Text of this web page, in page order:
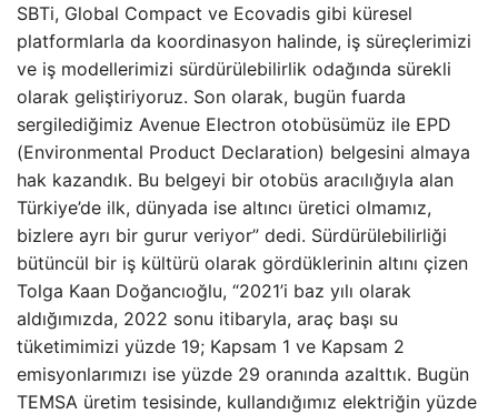
SBTi, Global Compact ve Ecovadis gibi küresel
platformlarla da koordinasyon halinde, iş süreçlerimizi
ve iş modellerimizi sürdürülebilirlik odağında sürekli
olarak geliştiriyoruz. Son olarak, bugün fuarda
sergilediğimiz Avenue Electron otobüsümüz ile EPD
(Environmental Product Declaration) belgesini almaya
hak kazandık. Bu belgeyi bir otobüs aracılığıyla alan
Türkiye’de ilk, dünyada ise altıncı üretici olmamız,
bizlere ayrı bir gurur veriyor” dedi. Sürdürülebilirliği
bütüncül bir iş kültürü olarak gördüklerinin altını çizen
Tolga Kaan Doğancıoğlu, “2021’i baz yılı olarak
aldığımızda, 2022 sonu itibaryla, araç başı su
tüketimimizi yüzde 19; Kapsam 1 ve Kapsam 2
emisyonlarımızı ise yüzde 29 oranında azalttık. Bugün
TEMSA üretim tesisinde, kullandığımız elektriğin yüzde